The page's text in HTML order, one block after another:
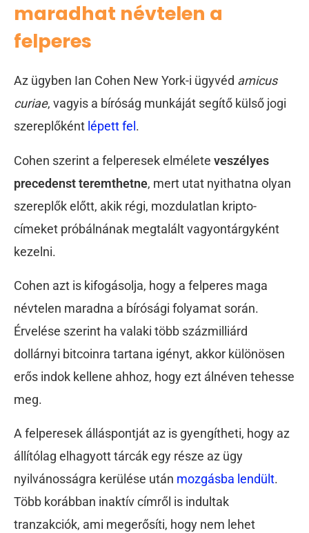
maradhat névtelen a
felperes
Az ügyben Ian Cohen New York-i ügyvéd amicus
curiae, vagyis a bíróság munkáját segítő külső jogi
szereplőként lépett fel .
Cohen szerint a felperesek elmélete veszélyes
precedenst teremthetne, mert utat nyithatna olyan
szereplők előtt, akik régi, mozdulatlan kripto-
címeket próbálnának megtalált vagyontárgyként
kezelni.
Cohen azt is kifogásolja, hogy a felperes maga
névtelen maradna a bírósági folyamat során.
Érvelése szerint ha valaki több százmilliárd
dollárnyi bitcoinra tartana igényt, akkor különösen
erős indok kellene ahhoz, hogy ezt álnéven tehesse
meg.
A felperesek álláspontját az is gyengítheti, hogy az
állítólag elhagyott tárcák egy része az ügy
nyilvánosságra kerülése után mozgásba lendült.
Több korábban inaktív címről is indultak
tranzakciók, ami megerősíti, hogy nem lehet